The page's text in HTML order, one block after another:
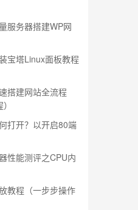
服务器搭建WP网
宝塔Linux面板教程
搭建网站全流程
打开？以开启80端
性能测评之CPU内
教程（一步步操作